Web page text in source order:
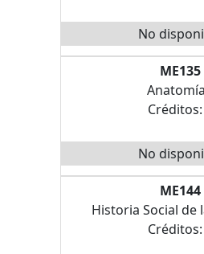
No
ME135
Créditos:
No
ME144
Historia Social de
Créditos: